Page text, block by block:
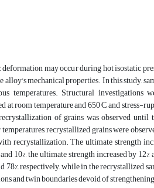
may occur during hot isostatic
mechanical properties. In this study,
temperatures. Structural investigations
room temperature and 650°C, and stress-
of grains was observed until
recrystallized grains were
recrystallization. The ultimate strength
10%, the ultimate strength increased by
respectively, while in the recrystallized
and twin boundaries devoid of